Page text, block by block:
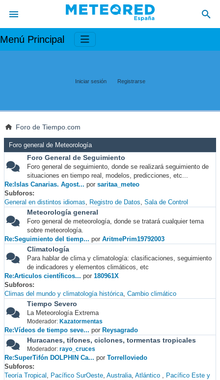
Menú Principal
Iniciar sesión Registrarse
Foro de Tiempo.com
Foro general de Meteorología
Foro General de Seguimiento
Foro general de seguimiento, donde se realizará seguimiento de
situaciones en tiempo real, modelos, predicciones, etc...
Re:Islas Canarias. Agost... por saritaa_meteo
Subforos
General en distintos idiomas
Registro de Datos Sala de Control
Meteorología general
Foro general de meteorología, donde se tratará cualquier tema
sobre meteorología.
Re:Seguimiento del tiemp... por AritmePrim19792003
Climatología
Para hablar de clima y climatología: clasificaciones, seguimiento
de indicadores y elementos climáticos, etc
Re:Articulos científicos... por 180961X
Subforos
Climas del mundo y climatología histórica Cambio climático
Tiempo Severo
La Meteorología Extrema
Moderador: Kazatormentas
Re:Vídeos de tiempo seve... por Reysagrado
Huracanes, tifones, ciclones, tormentas tropicales
Moderador: rayo_cruces
Re:SuperTifón DOLPHIN Ca... por Torrelloviedo
Subforos
Teoría Tropical
Pacífico SurOeste Australia Atlántico
Pacífico Este y